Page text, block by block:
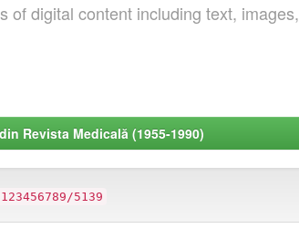
of digital content including text, images,
Revista Medicală (1955-1990)
5139